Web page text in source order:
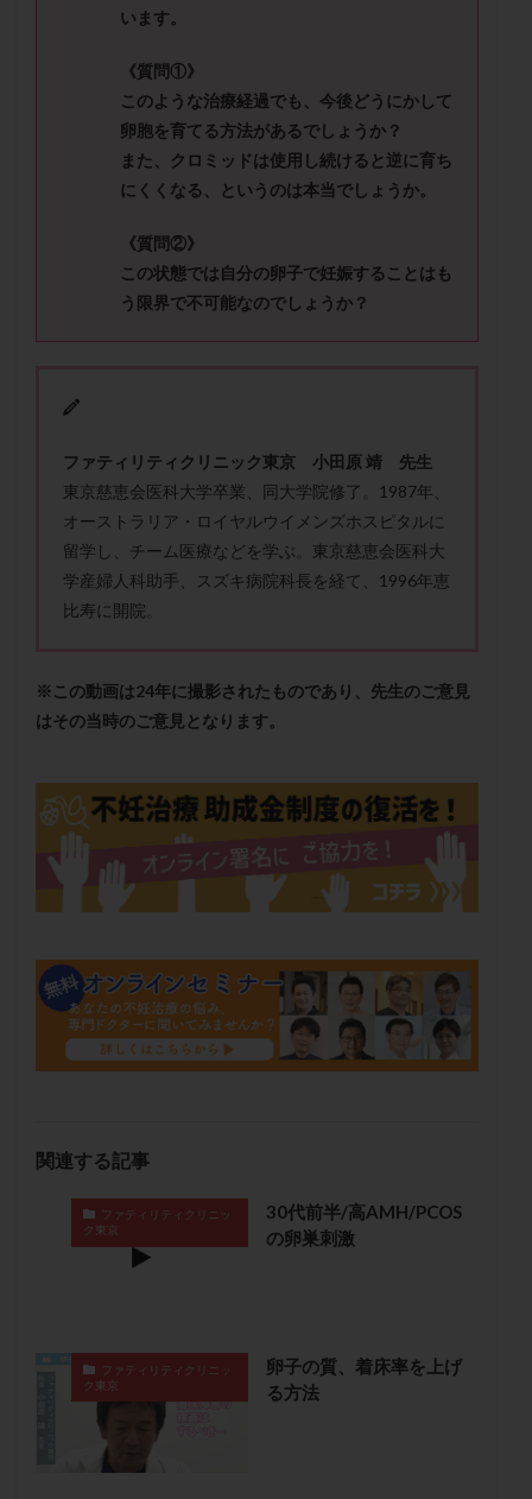
います。
《質問①》
このような治療経過でも、今後どうにかして
卵胞を育てる方法があるでしょうか？
また、クロミッドは使用し続けると逆に育ち
にくくなる、というのは本当でしょうか。
《質問②》
この状態では自分の卵子で妊娠することはも
う限界で不可能なのでしょうか？
ファティリティクリニック東京 小田原 靖 先生
東京慈恵会医科大学卒業、同大学院修了。1987年、
オーストラリア・ロイヤルウイメンズホスピタルに
留学し、チーム医療などを学ぶ。東京慈恵会医科大
学産婦人科助手、スズキ病院科長を経て、1996年恵
比寿に開院。
※この動画は24年に撮影されたものであり、先生のご意見
はその当時のご意見となります。
関連する記事
ファティリティクリニッ
ク東京
30代前半/高AMH/PCOS
の卵巣刺激
ファティリティクリニッ
ク東京
卵子の質、着床率を上げ
る方法
レコベル
レトロゾール
ロバートソン
下垂体不全
不妊 不妊検査
不妊治療
不妊治療後の過ごし方
不妊症
不妊鍼灸
不正出血 不眠
不育症
不育症検査
両側卵管切除術 両卵管閉塞
中隔子宮
主治医変更
二人目不妊 二人目妊活
二段階胚移植
亜急性甲状腺炎
亜鉛 人工授精
低グレード胚
低体重 低刺激
低年齢
保険適用
偽嚢胞
偽閉経療法
先天性甲状腺機能低下症
先進医療
免疫異常
内膜スクラッチ
再発率 再開
凍結卵
凍結卵子
凍結卵移送 凍結精子
凍結胚
凍結胚盤胞
凍結胚移植
凍結胚移植移植
初診
刺激周期 刺激方法
刺激法
卵子の老化
卵子の質 卵子凍結
卵子提供
卵巣
卵巣の吊り上げ 卵巣刺激
卵巣嚢腫
卵巣多孔
卵巣年齢 卵巣機能
卵巣機能不全
卵巣機能低下
卵巣過剰刺激症候群
卵管
卵管留血症
卵管通水 卵管造影
卵管造影検査
卵管閉塞
卵胞 卵質 原因不明
双子
反復流産
反復着床不全 受精
受精卵
変性卵
多精子授精
夫婦生活 奇形率
妊娠リスク
妊娠判定
子宮内細菌叢検査
子宮内膜
子宮内膜ポリープ
子宮内膜異型増殖症